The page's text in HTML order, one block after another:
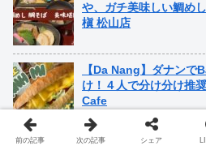
や、ガチ美味しい鯛め
槇 松山店
【Da Nang】ダナンで
け！４人で分け分け推
Cafe
前の記事 次の記事 シェア